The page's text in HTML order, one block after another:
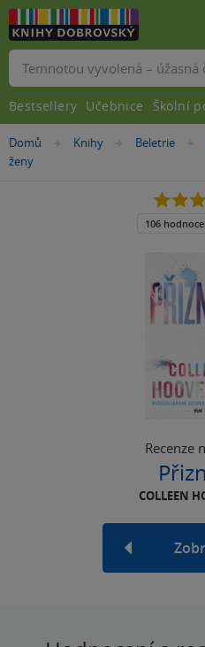
Nacházíte
se
Domů »
Knihy »
Beletrie
ženy
Recenze
COLLEEN
z
5
106
Vyhledávání
Bestsellery Učebnice Školní